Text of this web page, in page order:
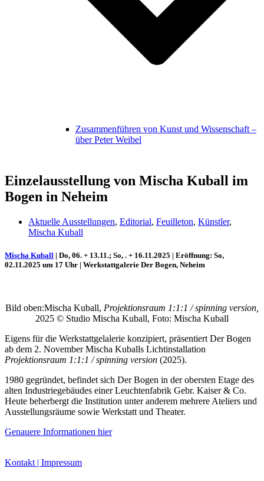
Zusammenführen von Kunst und Wissenschaft –
über Peter Weibel
Uli Rothfuss
Einzelausstellung von Mischa Kuball im
Bogen in Neheim
Aktuelle Ausstellungen, Editorial, Feuilleton, Künstler,
Mischa Kuball
Mischa Kuball | Do, 06. + 13.11.; So, . + 16.11.2025 | Eröffnung: So,
02.11.2025 um 17 Uhr | Werkstattgalerie Der Bogen, Neheim
Bild oben:Mischa Kuball, Projektionsraum 1:1:1 / spinning version,
2025 © Studio Mischa Kuball, Foto: Mischa Kuball
Eigens für die Werkstattgelalerie konzipiert, präsentiert Der Bogen
ab dem 2. November Mischa Kuballs Lichtinstallation
Projektionsraum 1:1:1 / spinning version (2025).
1980 gegründet, befindet sich Der Bogen in der obersten Etage des
alten Industriegebäudes einer Leuchtenfabrik Gebr. Kaiser & Co.
Heute beherbergt die Institution unter anderem mehrere Ateliers und
Ausstellungsräume sowie Werkstatt und Theater.
Genauere Informationen hier
Kontakt | Impressum